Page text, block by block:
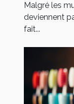
Malgré les
deviennent
fait...